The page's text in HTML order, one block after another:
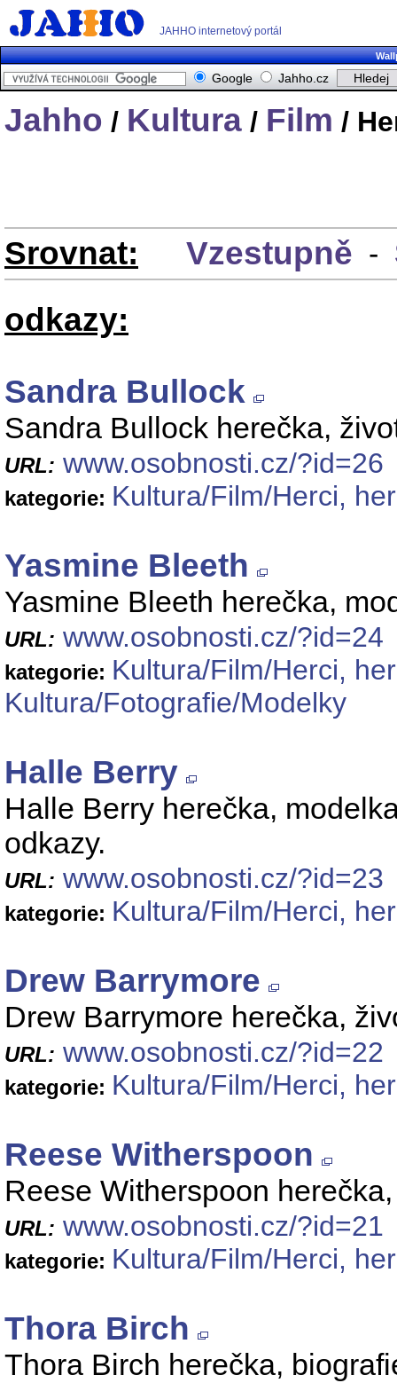
JAHHO internetový portál
Google Jahho.cz
Jahho / Kultura / Film /
Srovnat: Vzestupně -
odkazy:
Sandra Bullock
Sandra Bullock herečka,
URL: www.osobnosti.cz/?id=26
kategorie: Kultura/Film/Herci,
Yasmine Bleeth
Yasmine Bleeth herečka,
URL: www.osobnosti.cz/?id=24
kategorie: Kultura/Film/Herci,
Kultura/Fotografie/Modelky
Halle Berry
Halle Berry herečka,
odkazy.
URL: www.osobnosti.cz/?id=23
kategorie: Kultura/Film/Herci,
Drew Barrymore
Drew Barrymore herečka,
URL: www.osobnosti.cz/?id=22
kategorie: Kultura/Film/Herci,
Reese Witherspoon
Reese Witherspoon
URL: www.osobnosti.cz/?id=21
kategorie: Kultura/Film/Herci,
Thora Birch
Thora Birch herečka,